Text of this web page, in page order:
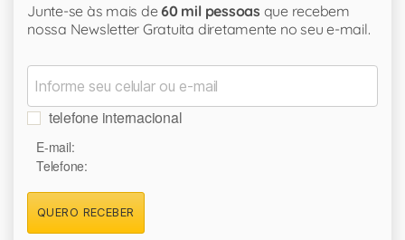
Junte-se às mais de60 mil pessoas que recebem
nossa Newsletter Gratuita diretamente no seu e-mail.
telefone internacional
E-mail:
Telefone:
QUERO RECEBER